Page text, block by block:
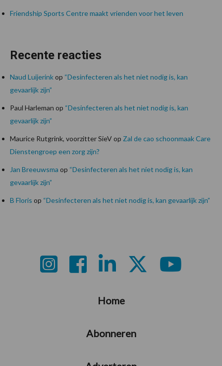
Friendship Sports Centre maakt vrienden voor het leven
Recente reacties
Naud Luijerinkop “Desinfecteren als het niet nodig is, kan
gevaarlijk zijn”
Paul Harleman op “Desinfecteren als het niet nodig is, kan
gevaarlijk zijn”
Maurice Rutgrink, voorzitter SieVop Zal de cao schoonmaak Care
Dienstengroep een zorg zijn?
Jan Breeuwsma op “Desinfecteren als het niet nodig is, kan
gevaarlijk zijn”
B Floris op “Desinfecteren als het niet nodig is, kan gevaarlijk zijn”
Home
Abonneren